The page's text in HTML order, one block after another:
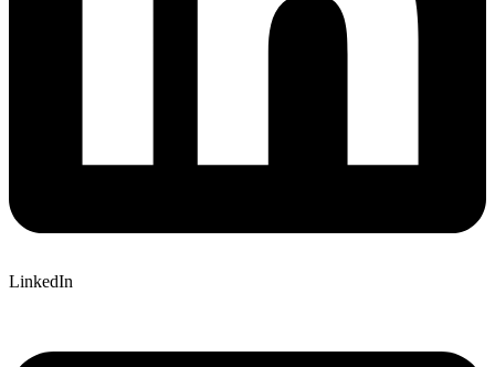
LinkedIn